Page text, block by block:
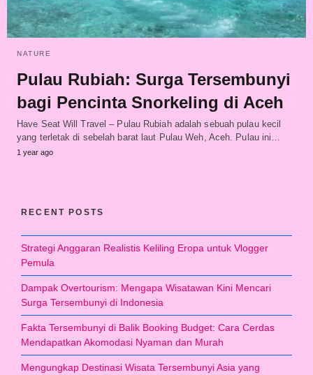
NATURE
Pulau Rubiah: Surga Tersembunyi
bagi Pencinta Snorkeling di Aceh
Have Seat Will Travel – Pulau Rubiah adalah sebuah pulau kecil
yang terletak di sebelah barat laut Pulau Weh, Aceh. Pulau ini…
1 year ago
RECENT POSTS
Strategi Anggaran Realistis Keliling Eropa untuk Vlogger
Pemula
Dampak Overtourism: Mengapa Wisatawan Kini Mencari
Surga Tersembunyi di Indonesia
Fakta Tersembunyi di Balik Booking Budget: Cara Cerdas
Mendapatkan Akomodasi Nyaman dan Murah
Mengungkap Destinasi Wisata Tersembunyi Asia yang